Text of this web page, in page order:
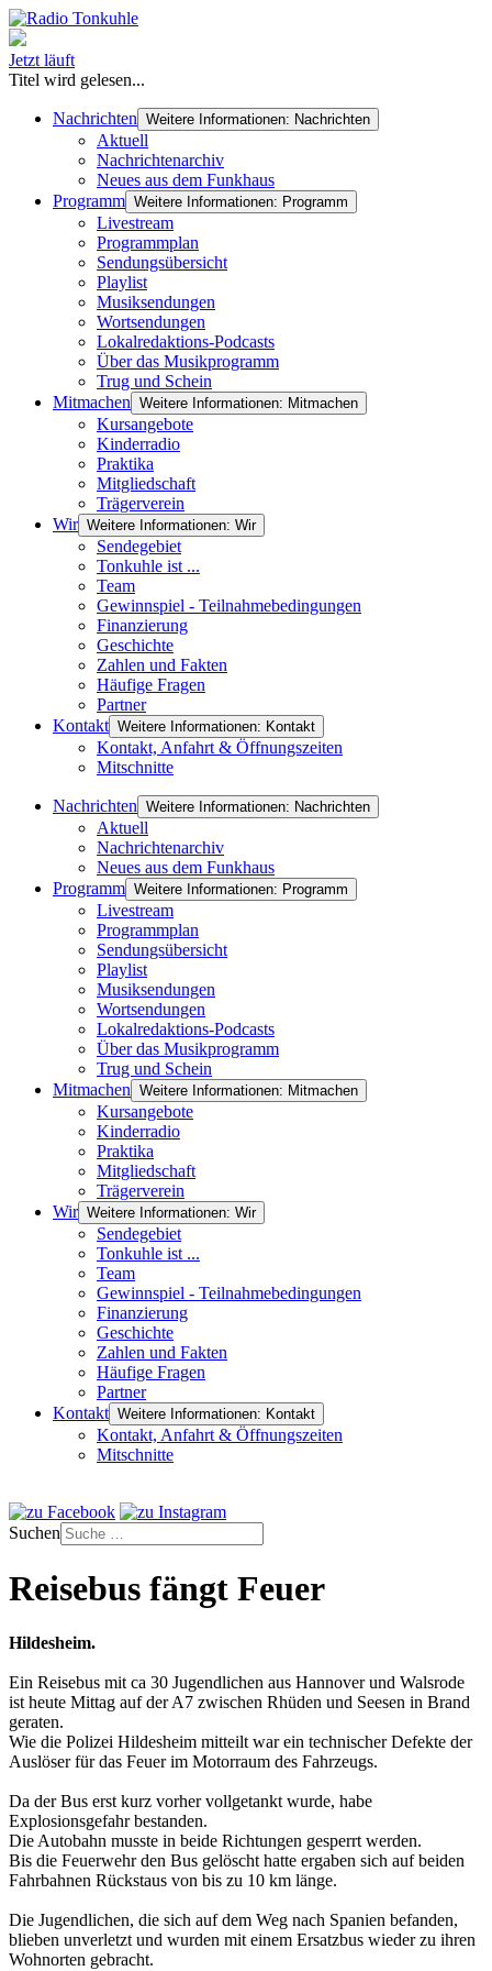
Jetzt läuft
Titel wird gelesen...
Nachrichten Weitere Informationen: Nachrichten
Aktuell
Nachrichtenarchiv
Neues aus dem Funkhaus
Programm Weitere Informationen: Programm
Livestream
Programmplan
Sendungsübersicht
Playlist
Musiksendungen
Wortsendungen
Lokalredaktions-Podcasts
Über das Musikprogramm
Trug und Schein
Mitmachen Weitere Informationen: Mitmachen
Kursangebote
Kinderradio
Praktika
Mitgliedschaft
Trägerverein
Wir Weitere Informationen: Wir
Sendegebiet
Tonkuhle ist ...
Team
Gewinnspiel - Teilnahmebedingungen
Finanzierung
Geschichte
Zahlen und Fakten
Häufige Fragen
Partner
Kontakt Weitere Informationen: Kontakt
Kontakt, Anfahrt & Öffnungszeiten
Mitschnitte
Nachrichten Weitere Informationen: Nachrichten
Aktuell
Nachrichtenarchiv
Neues aus dem Funkhaus
Programm Weitere Informationen: Programm
Livestream
Programmplan
Sendungsübersicht
Playlist
Musiksendungen
Wortsendungen
Lokalredaktions-Podcasts
Über das Musikprogramm
Trug und Schein
Mitmachen Weitere Informationen: Mitmachen
Kursangebote
Kinderradio
Praktika
Mitgliedschaft
Trägerverein
Wir Weitere Informationen: Wir
Sendegebiet
Tonkuhle ist ...
Team
Gewinnspiel - Teilnahmebedingungen
Finanzierung
Geschichte
Zahlen und Fakten
Häufige Fragen
Partner
Kontakt Weitere Informationen: Kontakt
Kontakt, Anfahrt & Öffnungszeiten
Mitschnitte
Suchen
Reisebus fängt Feuer
Hildesheim.
Ein Reisebus mit ca 30 Jugendlichen aus Hannover und Walsrode
ist heute Mittag auf der A7 zwischen Rhüden und Seesen in Brand
geraten.
Wie die Polizei Hildesheim mitteilt war ein technischer Defekte der
Auslöser für das Feuer im Motorraum des Fahrzeugs.
Da der Bus erst kurz vorher vollgetankt wurde, habe
Explosionsgefahr bestanden.
Die Autobahn musste in beide Richtungen gesperrt werden.
Bis die Feuerwehr den Bus gelöscht hatte ergaben sich auf beiden
Fahrbahnen Rückstaus von bis zu 10 km länge.
Die Jugendlichen, die sich auf dem Weg nach Spanien befanden,
blieben unverletzt und wurden mit einem Ersatzbus wieder zu ihren
Wohnorten gebracht.